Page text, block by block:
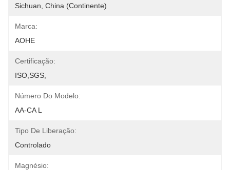
Sichuan, China (continente)
Marca:
AOHE
Certificação:
ISO,SGS,
Número Do Modelo:
AA-CA L
Tipo De Liberação:
Controlado
Magnésio: